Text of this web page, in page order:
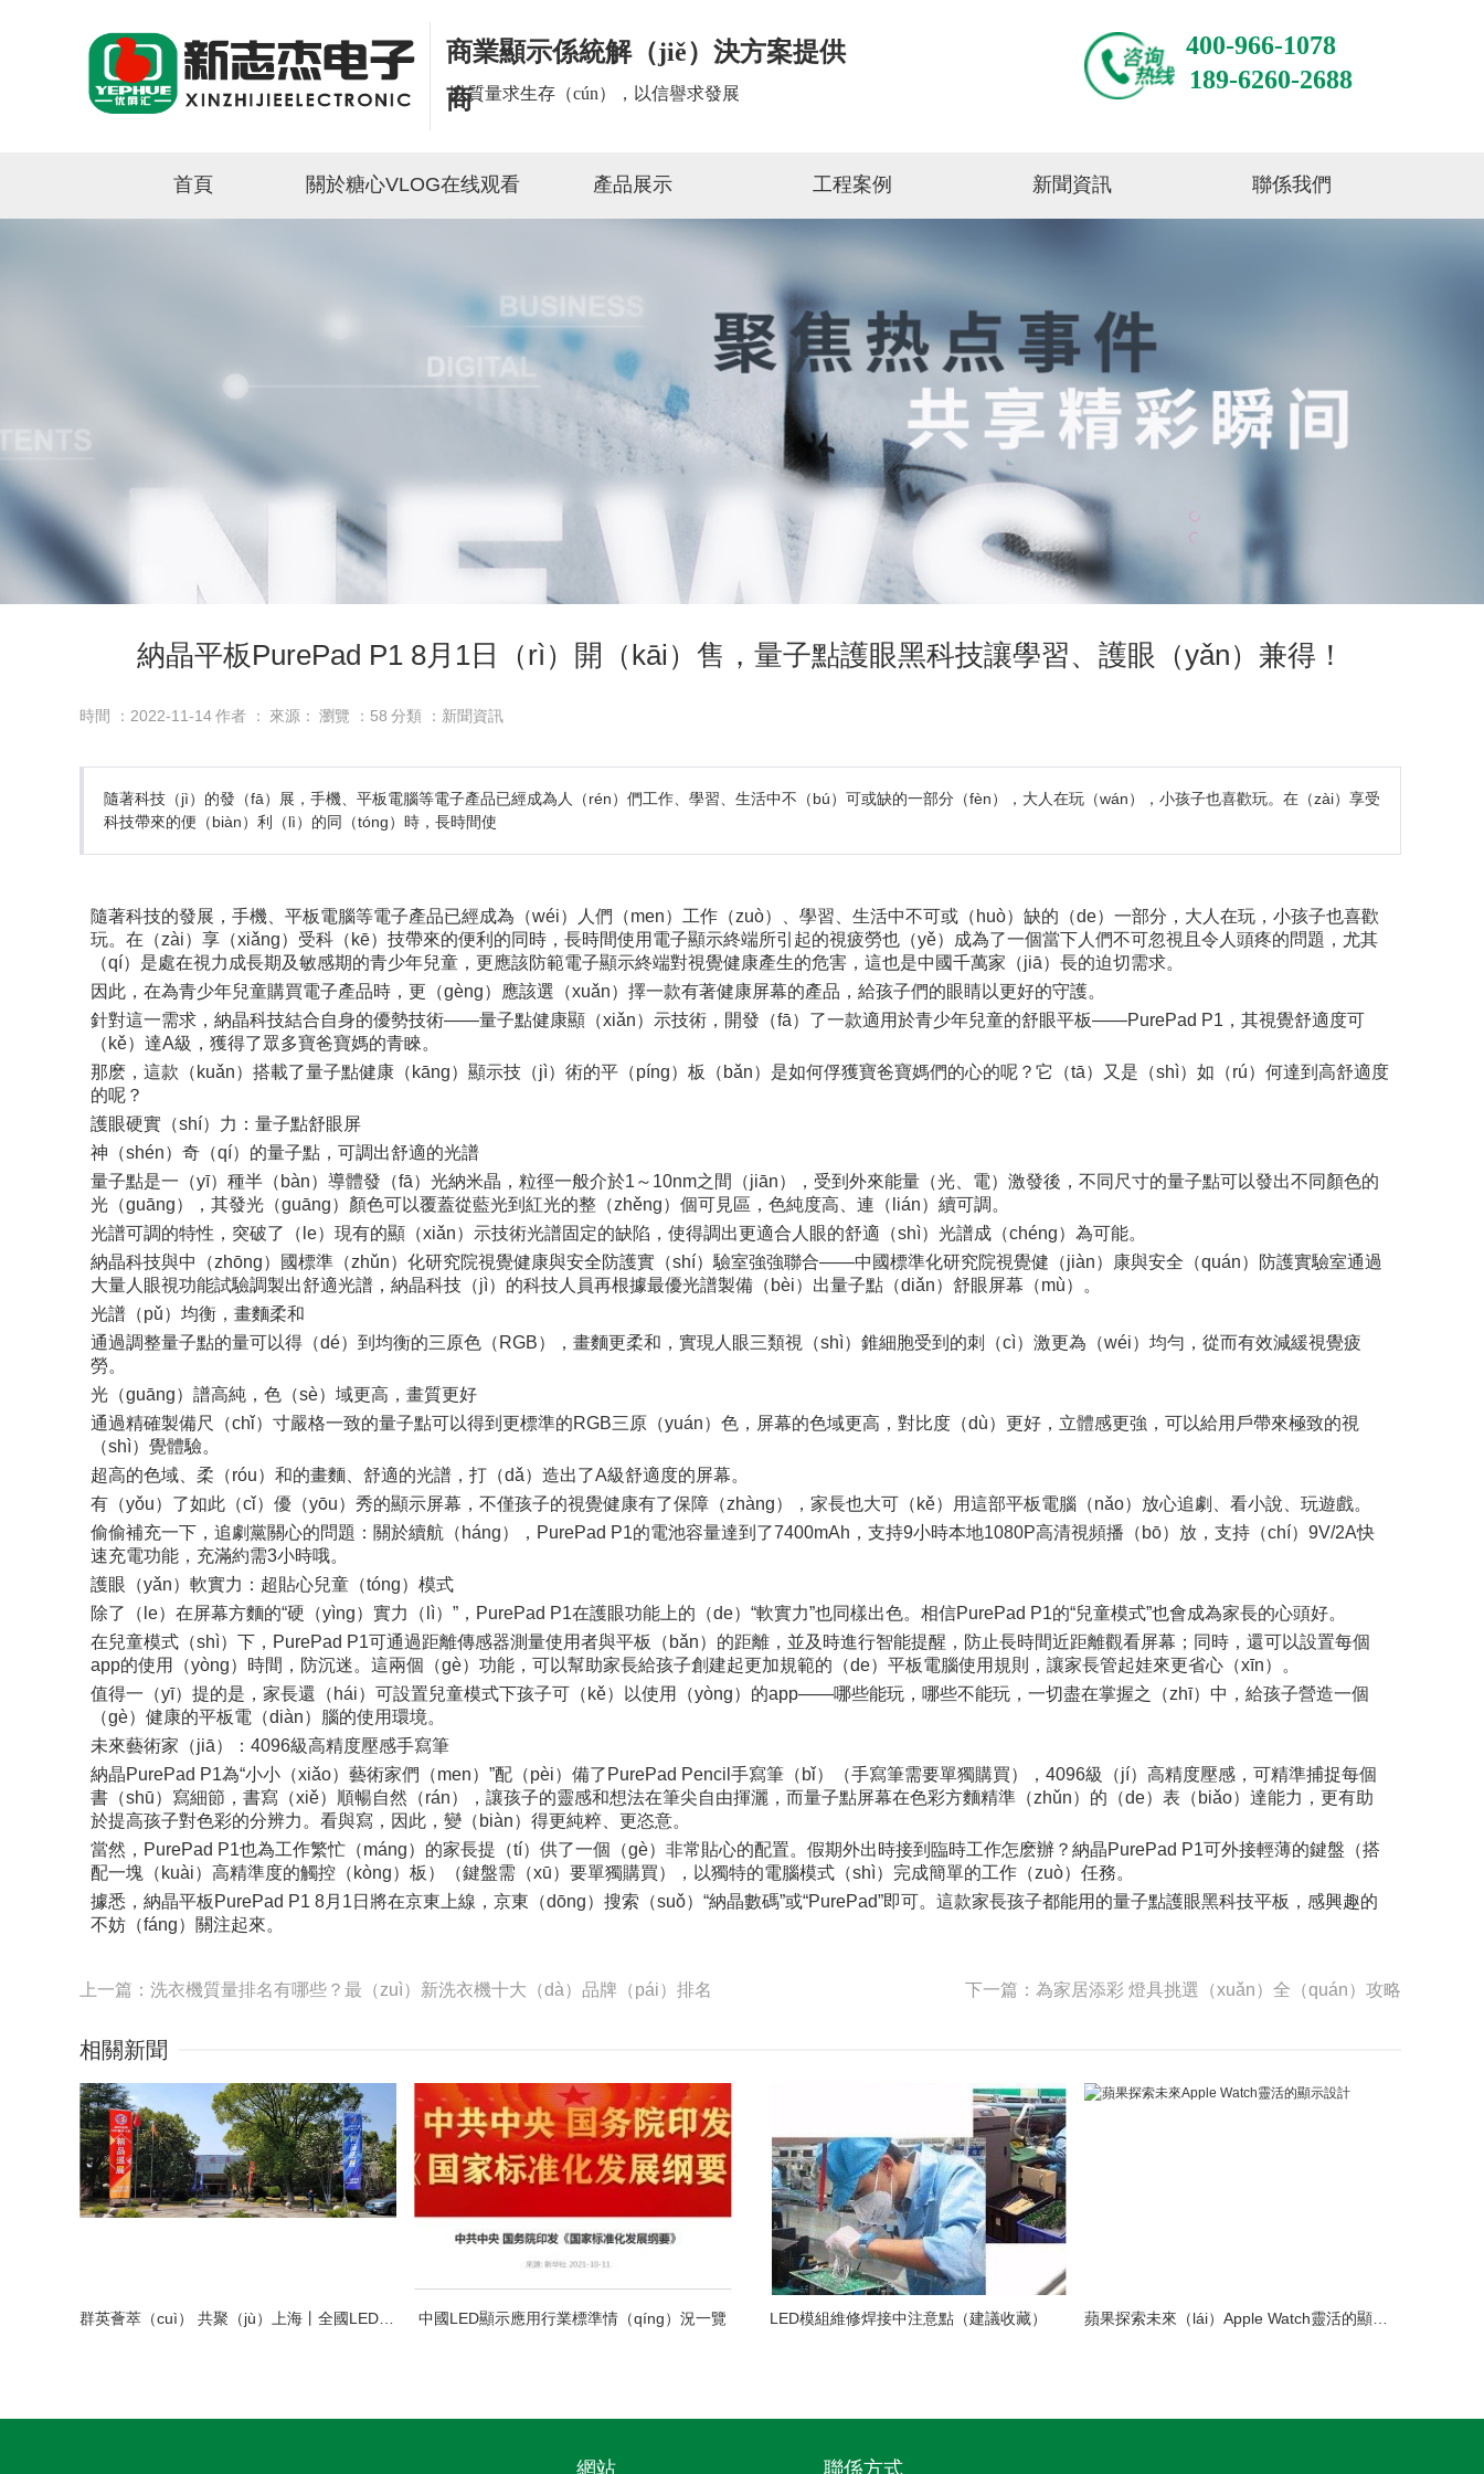
商業顯示係統解（jiě）決方案提供
商
以質量求生存（cún），以信譽求發展
400-966-1078
189-6260-2688
首頁 關於糖心VLOG在线观看 產品展示 工程案例 新聞資訊 聯係我們
納晶平板PurePad P1 8月1日（rì）開（kāi）售，量子點護眼黑科技讓學習、護眼（yǎn）兼得！
時間 ：2022-11-14作者 ： 來源： 瀏覽 ： 58 分類 ：新聞資訊
隨著科技（jì）的發（fā）展，手機、平板電腦等電子產品已經成為人（rén）們工作、學習、生活中不（bú）可或缺的一部分（fèn），大人在玩（wán），小孩子也喜歡玩。在（zài）享受
科技帶來的便（biàn）利（lì）的同（tóng）時，長時間使
隨著科技的發展，手機、平板電腦等電子產品已經成為（wéi）人們（men）工作（zuò）、學習、生活中不可或（huò）缺的（de）一部分，大人在玩，小孩子也喜歡
玩。在（zài）享（xiǎng）受科（kē）技帶來的便利的同時，長時間使用電子顯示終端所引起的視疲勞也（yě）成為了一個當下人們不可忽視且令人頭疼的問題，尤其
（qí）是處在視力成長期及敏感期的青少年兒童，更應該防範電子顯示終端對視覺健康產生的危害，這也是中國千萬家（jiā）長的迫切需求。
因此，在為青少年兒童購買電子產品時，更（gèng）應該選（xuǎn）擇一款有著健康屏幕的產品，給孩子們的眼睛以更好的守護。
針對這一需求，納晶科技結合自身的優勢技術——量子點健康顯（xiǎn）示技術，開發（fā）了一款適用於青少年兒童的舒眼平板——PurePad P1，其視覺舒適度可
（kě）達A級，獲得了眾多寶爸寶媽的青睞。
那麽，這款（kuǎn）搭載了量子點健康（kāng）顯示技（jì）術的平（píng）板（bǎn）是如何俘獲寶爸寶媽們的心的呢？它（tā）又是（shì）如（rú）何達到高舒適度
的呢？
護眼硬實（shí）力：量子點舒眼屏
神（shén）奇（qí）的量子點，可調出舒適的光譜
量子點是一（yī）種半（bàn）導體發（fā）光納米晶，粒徑一般介於1～10nm之間（jiān），受到外來能量（光、電）激發後，不同尺寸的量子點可以發出不同顏色的
光（guāng），其發光（guāng）顏色可以覆蓋從藍光到紅光的整（zhěng）個可見區，色純度高、連（lián）續可調。
光譜可調的特性，突破了（le）現有的顯（xiǎn）示技術光譜固定的缺陷，使得調出更適合人眼的舒適（shì）光譜成（chéng）為可能。
納晶科技與中（zhōng）國標準（zhǔn）化研究院視覺健康與安全防護實（shí）驗室強強聯合——中國標準化研究院視覺健（jiàn）康與安全（quán）防護實驗室通過
大量人眼視功能試驗調製出舒適光譜，納晶科技（jì）的科技人員再根據最優光譜製備（bèi）出量子點（diǎn）舒眼屏幕（mù）。
光譜（pǔ）均衡，畫麵柔和
通過調整量子點的量可以得（dé）到均衡的三原色（RGB），畫麵更柔和，實現人眼三類視（shì）錐細胞受到的刺（cì）激更為（wéi）均勻，從而有效減緩視覺疲
勞。
光（guāng）譜高純，色（sè）域更高，畫質更好
通過精確製備尺（chǐ）寸嚴格一致的量子點可以得到更標準的RGB三原（yuán）色，屏幕的色域更高，對比度（dù）更好，立體感更強，可以給用戶帶來極致的視
（shì）覺體驗。
超高的色域、柔（róu）和的畫麵、舒適的光譜，打（dǎ）造出了A級舒適度的屏幕。
有（yǒu）了如此（cǐ）優（yōu）秀的顯示屏幕，不僅孩子的視覺健康有了保障（zhàng），家長也大可（kě）用這部平板電腦（nǎo）放心追劇、看小說、玩遊戲。
偷偷補充一下，追劇黨關心的問題：關於續航（háng），PurePad P1的電池容量達到了7400mAh，支持9小時本地1080P高清視頻播（bō）放，支持（chí）9V/2A快
速充電功能，充滿約需3小時哦。
護眼（yǎn）軟實力：超貼心兒童（tóng）模式
除了（le）在屏幕方麵的“硬（yìng）實力（lì）”，PurePad P1在護眼功能上的（de）“軟實力”也同樣出色。相信PurePad P1的“兒童模式”也會成為家長的心頭好。
在兒童模式（shì）下，PurePad P1可通過距離傳感器測量使用者與平板（bǎn）的距離，並及時進行智能提醒，防止長時間近距離觀看屏幕；同時，還可以設置每個
app的使用（yòng）時間，防沉迷。這兩個（gè）功能，可以幫助家長給孩子創建起更加規範的（de）平板電腦使用規則，讓家長管起娃來更省心（xīn）。
值得一（yī）提的是，家長還（hái）可設置兒童模式下孩子可（kě）以使用（yòng）的app——哪些能玩，哪些不能玩，一切盡在掌握之（zhī）中，給孩子營造一個
（gè）健康的平板電（diàn）腦的使用環境。
未來藝術家（jiā）：4096級高精度壓感手寫筆
納晶PurePad P1為“小小（xiǎo）藝術家們（men）”配（pèi）備了PurePad Pencil手寫筆（bǐ）（手寫筆需要單獨購買），4096級（jí）高精度壓感，可精準捕捉每個
書（shū）寫細節，書寫（xiě）順暢自然（rán），讓孩子的靈感和想法在筆尖自由揮灑，而量子點屏幕在色彩方麵精準（zhǔn）的（de）表（biǎo）達能力，更有助
於提高孩子對色彩的分辨力。看與寫，因此，變（biàn）得更純粹、更恣意。
當然，PurePad P1也為工作繁忙（máng）的家長提（tí）供了一個（gè）非常貼心的配置。假期外出時接到臨時工作怎麽辦？納晶PurePad P1可外接輕薄的鍵盤（搭
配一塊（kuài）高精準度的觸控（kòng）板）（鍵盤需（xū）要單獨購買），以獨特的電腦模式（shì）完成簡單的工作（zuò）任務。
據悉，納晶平板PurePad P1 8月1日將在京東上線，京東（dōng）搜索（suǒ）“納晶數碼”或“PurePad”即可。這款家長孩子都能用的量子點護眼黑科技平板，感興趣的
不妨（fáng）關注起來。
上一篇：洗衣機質量排名有哪些？最（zuì）新洗衣機十大（dà）品牌（pái）排名 下一篇：為家居添彩 燈具挑選（xuǎn）全（quán）攻略
相關新聞
群英薈萃（cuì） 共聚（jù）上海丨全國LED精品巡展攜手共謀（móu）行業發展（zhǎn）大計 中國LED顯示應用行業標準情（qíng）況一覽 LED模組維修焊接中注意點（建議收藏） 蘋果探索未來（lái）Apple Watch靈活的顯（xiǎn）示（shì）設計（jì）
網站 聯係方式